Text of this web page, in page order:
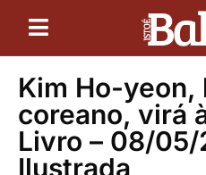
Kim Ho-
coreano, virá
Livro – 08/05/
Ilustrada